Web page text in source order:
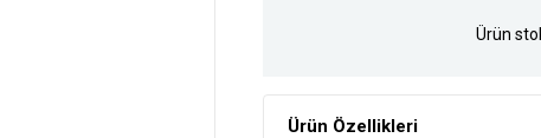
Ürün
Ürün Özellikleri